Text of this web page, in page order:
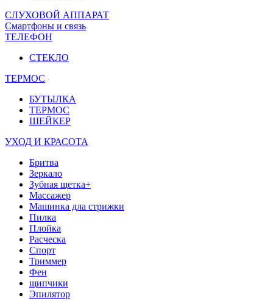
СЛУХОВОЙ АППАРАТ
Смартфоны и связь
ТЕЛЕФОН
СТЕКЛО
ТЕРМОС
БУТЫЛКА
ТЕРМОС
ШЕЙКЕР
УХОД И КРАСОТА
Бритва
Зеркало
Зубная щетка+
Массажер
Машинка дла стрижки
Пилка
Плойка
Расческа
Спорт
Триммер
Фен
щипчики
Эпилятор